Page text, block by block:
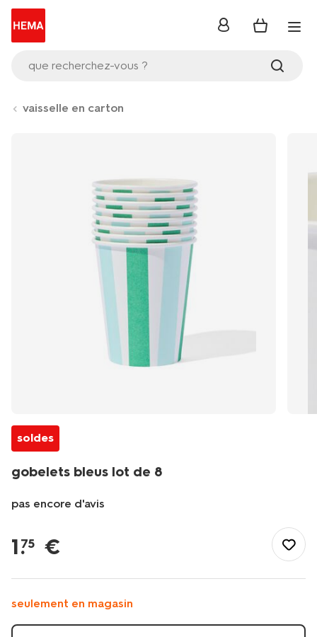
que recherchez-vous ?
se
vaisselle en carton
soldes
gobelets bleus lot de 8
pas encore d'avis
be/manger-
cuisiner/vaisselle/vaisselle-
bleus-
de-
8-
1.
75 €
seulement en magasin